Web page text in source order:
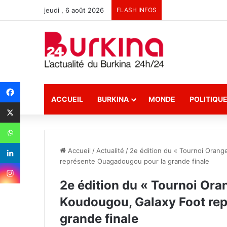
jeudi , 6 août 2026 FLASH INFOS
ACCUEIL BURKINA MONDE POLITIQUE
Accueil / Actualité / 2e édition du « Tournoi
représente Ouagadougou pour la grande finale
2e édition du « Tournoi
Koudougou, Galaxy Foot
grande finale